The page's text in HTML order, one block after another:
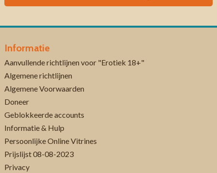
Informatie
Aanvullende richtlijnen voor "Erotiek 18+"
Algemene richtlijnen
Algemene Voorwaarden
Doneer
Geblokkeerde accounts
Informatie & Hulp
Persoonlijke Online Vitrines
Prijslijst 08-08-2023
Privacy